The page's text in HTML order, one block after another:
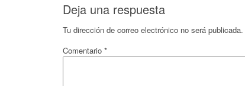
Deja una respuesta
Tu dirección de correo electrónico no será publicada.
Comentario*